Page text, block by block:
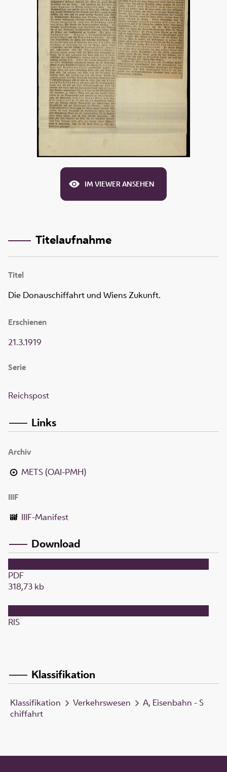
IM VIEWER ANSEHEN
Titelaufnahme
Titel
Die Donauschiffahrt und Wiens Zukunft.
Erschienen
21.3.1919
Serie
Reichspost
Links
Archiv
METS (OAI-PMH)
IIIF
IIIF-Manifest
Download
PDF
318,73 kb
RIS
Klassifikation
Klassifikation Verkehrswesen
A, Eisenbahn - S
chiffahrt